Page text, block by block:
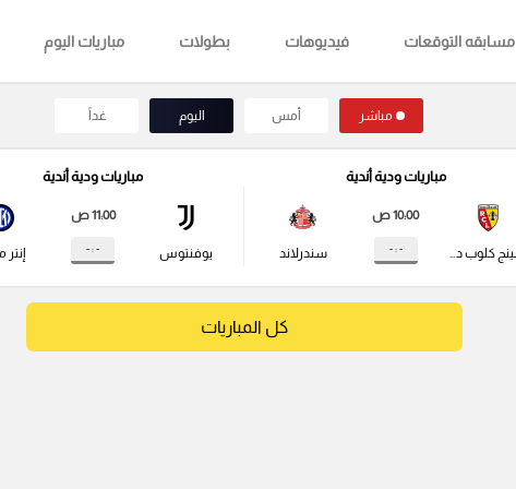
مسابقه التوقعات فيديوهات بطولات مباريات اليوم
مباشر أمس اليوم غداً
مباريات ودية أندية
راسينج كلوب دي لانس
10:00 ص
- : - سندرلاند
مباريات ودية أندية
يوفنتوس
11:00 ص
- : - إنتر
كل المباريات